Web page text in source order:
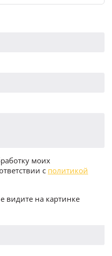
моих
с политикой
видите на картинке